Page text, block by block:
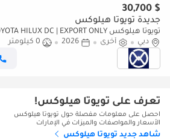
$ 30,700
جديدة تويوتا هيلوكس
تويوتا هيلوكس TOYOTA HILUX DC | EXPORT ONLY (للتصدير فقط)
دبي
أخرى 2026
0 كيلومتر
تعرف على تويوتا هيلوكس!
احصل على معلومات مفصلة حول تويوتا هيلوكس
الأسعار والمواصفات والميزات في الإمارات
شاهد جديد تويوتا هيلوكس